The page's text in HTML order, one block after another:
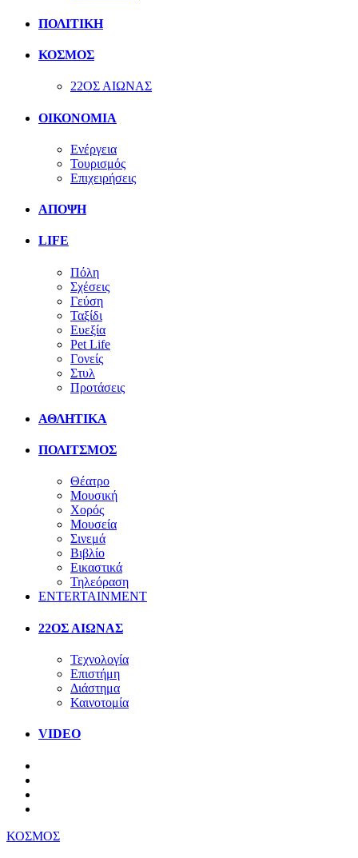
ΠΟΛΙΤΙΚΗ
ΚΟΣΜΟΣ
22ΟΣ ΑΙΩΝΑΣ
ΟΙΚΟΝΟΜΙΑ
Ενέργεια
Τουρισμός
Επιχειρήσεις
ΑΠΟΨΗ
LIFE
Πόλη
Σχέσεις
Γεύση
Ταξίδι
Ευεξία
Pet Life
Γονείς
Στυλ
Προτάσεις
ΑΘΛΗΤΙΚΑ
ΠΟΛΙΤΣΜΟΣ
Θέατρο
Μουσική
Χορός
Μουσεία
Σινεμά
Βιβλίο
Εικαστικά
Τηλεόραση
ENTERTAINMENT
22ΟΣ ΑΙΩΝΑΣ
Τεχνολογία
Επιστήμη
Διάστημα
Καινοτομία
VIDEO
ΚΟΣΜΟΣ